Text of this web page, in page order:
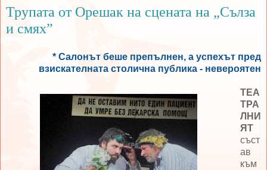
Трупата от Орешак на сцената на „Сълза
и смях”
* Салонът беше препълнен, а успехът пред
взискателната столична публика - невероятен
ТЕА
ТРА
ЛНИ
ЯТ
съст
ав
към